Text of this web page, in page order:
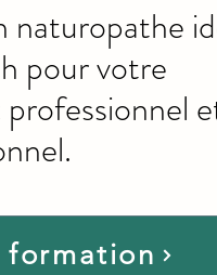
formation
naturopathe
pour votre